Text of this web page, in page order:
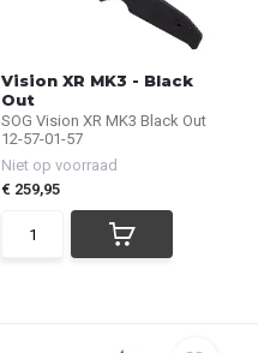
Vision XR MK3 - Black
Out
SOG Vision XR MK3 Black Out
12-57-01-57
Niet op voorraad
€ 259,95